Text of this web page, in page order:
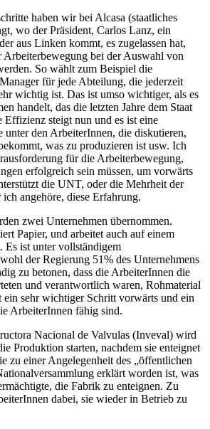
haben wir bei Alcasa (staatliches
wo der Präsident, Carlos Lanz, ein
aus Linken kommt, es zugelassen hat,
Arbeiterbewegung bei der Auswahl von
So wählt zum Beispiel die
für jede Abteilung, die jederzeit
wichtig ist. Das ist umso wichtiger, als es
handelt, das die letzten Jahre dem Staat
Effizienz steigt nun und es ist eine
unter den ArbeiterInnen, die diskutieren,
was zu produzieren ist usw. Ich
für die Arbeiterbewegung,
erfolgreich sein müssen, um vorwärts
die UNT, oder die Mehrheit der
angehöre, diese Erfahrung.
zwei Unternehmen übernommen.
Papier, und arbeitet auch auf einem
Es ist unter vollständigem
der Regierung 51% des Unternehmens
zu betonen, dass die ArbeiterInnen die
und verantwortlich waren, Rohmaterial
ein sehr wichtiger Schritt vorwärts und ein
ArbeiterInnen fähig sind.
Nacional de Valvulas (Inveval) wird
Produktion starten, nachdem sie enteignet
zu einer Angelegenheit des „öffentlichen
erklärt worden ist, was
die Fabrik zu enteignen. Zu
dabei, sie wieder in Betrieb zu